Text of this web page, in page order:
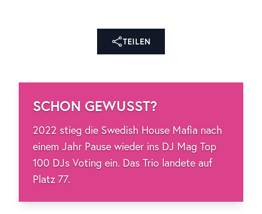
TEILEN
SCHON GEWUSST?
2022 stieg die Swedish House Mafia nach
einem Jahr Pause wieder ins DJ Mag Top
100 DJs Voting ein. Das Trio landete auf
Platz 77.